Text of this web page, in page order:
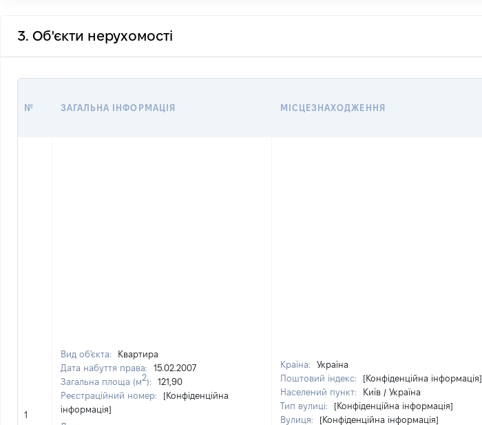
3. Об'єкти нерухомості
№ ЗАГАЛЬНА ІНФОРМАЦІЯ МІСЦЕЗНАХОДЖЕННЯ
1
Вид об'єкта:
Квартира
Дата набуття права:
15.02.2007
Загальна площа (м2):
121,90
Реєстраційний номер:
[Конфіденційна
інформація]
Країна:
Україна
Поштовий індекс:
[Конфіденційна інформація]
Населений пункт:
Київ / Україна
Тип вулиці:
[Конфіденційна інформація]
Вулиця:
[Конфіденційна інформація]